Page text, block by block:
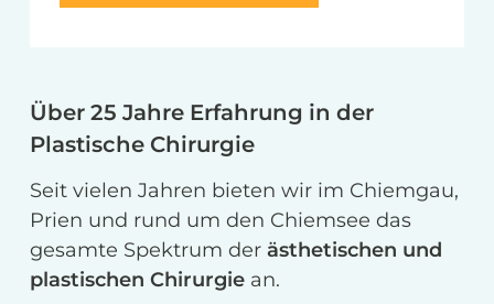
Über 25 Jahre Erfahrung in der
Plastische Chirurgie
Seit vielen Jahren bieten wir im Chiemgau,
Prien und rund um den Chiemsee das
gesamte Spektrum der ästhetischen und
plastischen Chirurgie an.